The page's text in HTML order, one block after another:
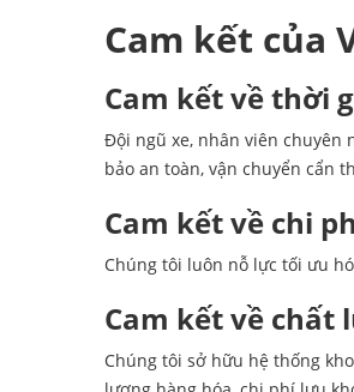
Cam kết của
Cam kết về thời
Đội ngũ xe, nhân viên chuyên
bảo an toàn, vận chuyển cẩn
Cam kết về chi
Chúng tôi luôn nỗ lực tối ưu
Cam kết về chất
Chúng tôi sở hữu hệ thống